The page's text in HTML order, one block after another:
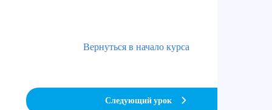
Вернуться в начало курса
Следующий урок